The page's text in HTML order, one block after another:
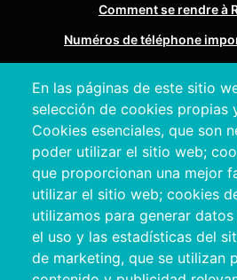
En las páginas de este sitio
selección de cookies propias
Cookies esenciales, que son
poder utilizar el sitio web;
que proporcionan una mejor
utilizar el sitio web; cookies
utilizamos para generar
el uso y las estadísticas del
de marketing, que se utilizan
Comment se rendre à
Numéros de téléphone
Pazo Deputación Provincial. Avda.
Pontevedra
+34 986 804 100 |